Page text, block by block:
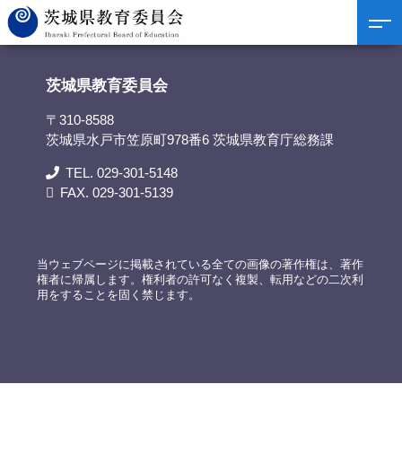
茨城県教育委員会>リンク集>古河中等教育学校
茨城県教育委員会
〒310-8588
茨城県水戸市笠原町978番6 茨城県教育庁総務課
TEL. 029-301-5148
FAX. 029-301-5139
当ウェブページに掲載されている全ての画像の著作権は、著作
権者に帰属します。権利者の許可なく複製、転用などの二次利
用をすることを固く禁じます。